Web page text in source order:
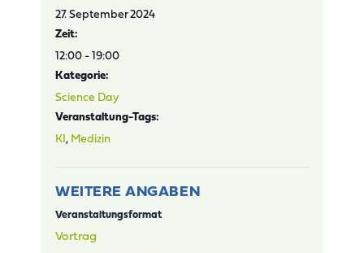
27. September 2024
Zeit:
12:00 - 19:00
Kategorie:
Science Day
Veranstaltung-Tags:
KI, Medizin
WEITERE ANGABEN
Veranstaltungsformat
Vortrag